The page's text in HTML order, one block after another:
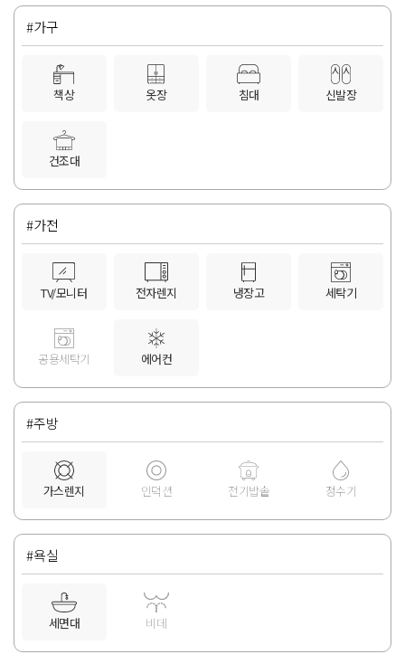
#가구
책상 옷장 침대 신발장
건조대
#가전
TV/모니터 전자렌지 냉장고 세탁기
공용세탁기 에어컨
#주방
가스렌지 인덕션 전기밥솥 정수기
#욕실
세면대 비데